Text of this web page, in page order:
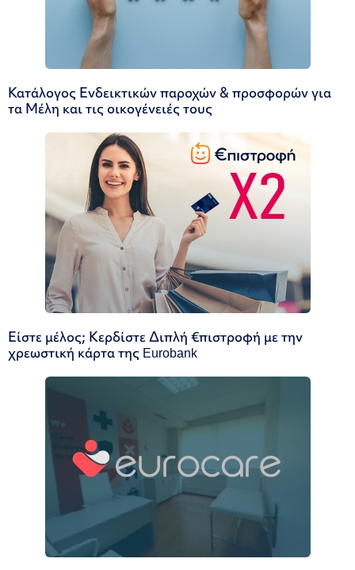
Κατάλογος Ενδεικτικών παροχών & προσφορών για
τα Μέλη και τις οικογένειές τους
Είστε μέλος; Κερδίστε Διπλή €πιστροφή με την
χρεωστική κάρτα της Eurobank